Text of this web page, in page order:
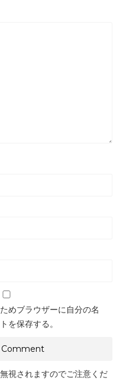
めブラウザーに自分の名
を保存する。
視されますのでご注意くだ